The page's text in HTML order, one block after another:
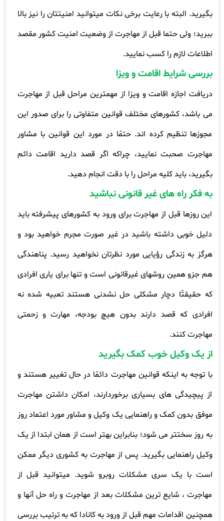
بگیرید. البته با رعایت برخی نکات میتوانید امنیتتان را نیز بالا
ببرید؛ ولی حتما قبل از مهاجرت از وضعیت امنیت کشور مقصد
اطلاعات لازم را کسب نمایید.
بررسی شرایط اقامت و ویزا
دریافت اجازه اقامت و ویزا از مهمترین مراحل قبل از مهاجرت
می باشد، کشورهای مختلف قوانین متفاوتی را برای صدور این
مجوزها تنظیم کرده اند. حتمًا در مورد این قوانین با مشاور
مهاجرت صحبت نمایید، چراکه اگر قصد دارید اقامت دائم
بگیرید، باید کلیه مراحل را با دقت انجام دهید.
به فکر راه های غیر قانونی نباشید
این روزها قبل از مهاجرت برای ورود به کشورهای پیشرفته باید
دلیل خوبی داشته باشید در غیر صورت مجرم خواهید بود و
هرگز به زندگی رؤیایی مورد نظرتان نخواهید رسید. پناهندگی
هم جزو همین روشهای غیرقانونی است و تنها برای یاری افرادی
که حقیقتًا دچار مشکلی حل نشدنی هستند تعبیه شده نه
افرادی که قصد دارند بدون هیچ بودجه، مهارت و زحمتی
مهاجرت کنند.
از یک وکیل خوب کمک بگیرید
با توجه به اینکه قوانین مهاجرت دائمًا در حال تغییر هستند و
از پیچیدگی های بسیاری برخوردارند، امکان داشتن مهاجرت
موفق بدون کمک و راهنمایی یک وکیل و مشاور مورد اعتماد روز
به روز سختتر می شود؛ بنابراین بهتر است از همان ابتدا از یک
وکیل راهنمایی بگیرید. پس از مهاجرت به کشوری دیگر ممکن
است با یک سری مشکلات روبرو شوید. میتوانید قبل از
مهاجرت ، شایع ترین مشکلات بعد از مهاجرت و راه حل آنها و
همچنین اقدامات مهم قبل از ورود به کانادا که به ترتیب بررسی